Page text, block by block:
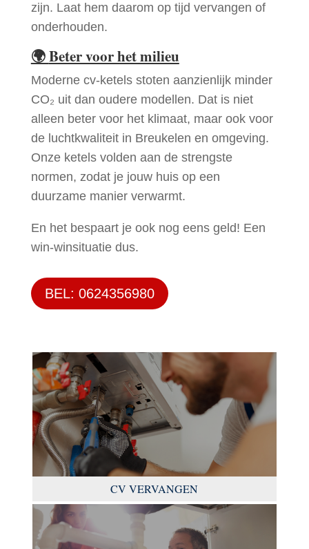
zijn. Laat hem daarom op tijd vervangen of
onderhouden.
🌍Beter voor het milieu
Moderne cv-ketels stoten aanzienlijk minder
CO₂ uit dan oudere modellen. Dat is niet
alleen beter voor het klimaat, maar ook voor
de luchtkwaliteit in Breukelen en omgeving.
Onze ketels volden aan de strengste
normen, zodat je jouw huis op een
duurzame manier verwarmt.
En het bespaart je ook nog eens geld! Een
win-winsituatie dus.
BEL: 0624356980
CV VERVANGEN